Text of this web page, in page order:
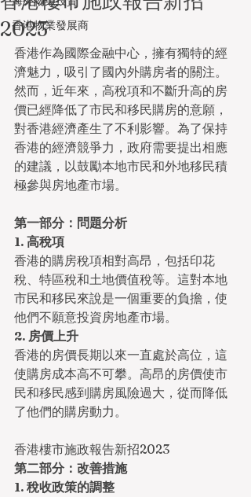
香港物業發展商
2023
香港作為國際金融中心，擁有獨特的經
濟魅力，吸引了國內外購房者的關注。
然而，近年來，高稅項和不斷升高的房
價已經降低了市民和移民購房的意願，
對香港經濟產生了不利影響。為了保持
香港的經濟競爭力，政府需要提出相應
的建議，以鼓勵本地市民和外地移民積
極參與房地產市場。
第一部分：問題分析
1. 高稅項
香港的購房稅項相對高昂，包括印花
稅、特區稅和土地價值稅等。這對本地
市民和移民來說是一個重要的負擔，使
他們不願意投資房地產市場。
2. 房價上升
香港的房價長期以來一直處於高位，這
使購房成本高不可攀。高昂的房價使市
民和移民感到購房風險過大，從而降低
了他們的購房動力。
香港樓市施政報告新招2023
第二部分：改善措施
1. 稅收政策的調整